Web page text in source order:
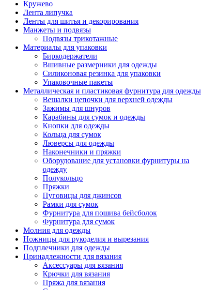
Кружево
Лента липучка
Ленты для шитья и декорирования
Манжеты и подвязы
Подвязы трикотажные
Материалы для упаковки
Биркодержатели
Вшивные размерники для одежды
Силиконовая резинка для упаковки
Упаковочные пакеты
Металлическая и пластиковая фурнитура для одежды
Вешалки цепочки для верхней одежды
Зажимы для шнуров
Карабины для сумок и одежды
Кнопки для одежды
Кольца для сумок
Люверсы для одежды
Наконечники и пряжки
Оборудование для установки фурнитуры на
одежду
Полукольцо
Пряжки
Пуговицы для джинсов
Рамки для сумок
Фурнитура для пошива бейсболок
Фурнитура для сумок
Молния для одежды
Ножницы для рукоделия и вырезания
Подплечники для одежды
Принадлежности для вязания
Аксессуары для вязания
Крючки для вязания
Пряжа для вязания